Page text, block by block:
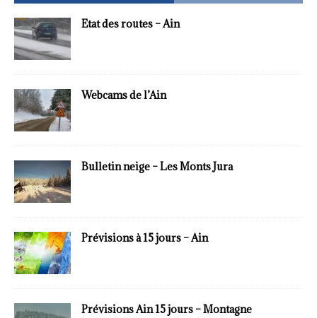
Etat des routes – Ain
Webcams de l’Ain
Bulletin neige – Les Monts Jura
Prévisions à 15 jours – Ain
Prévisions Ain 15 jours – Montagne